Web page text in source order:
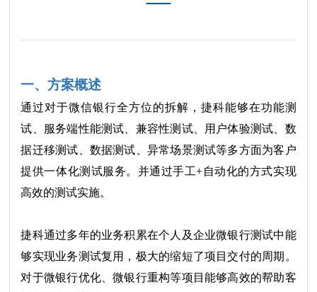
一、方案概述
通过对于微信银行全方位的拆解，捷科能够在功能测
试、服务端性能测试、兼容性测试、用户体验测试、数
据迁移测试、数据测试、异常场景测试等多方面为客户
提供一体化测试服务。并通过手工+自动化的方式实现
高效的测试实施。
捷科通过多年的业务积累在个人及企业微银行测试中能
够实现业务测试复用，极大的缩短了项目交付的周期。
对于微银行优化、微银行重构等项目能够高效的帮助客